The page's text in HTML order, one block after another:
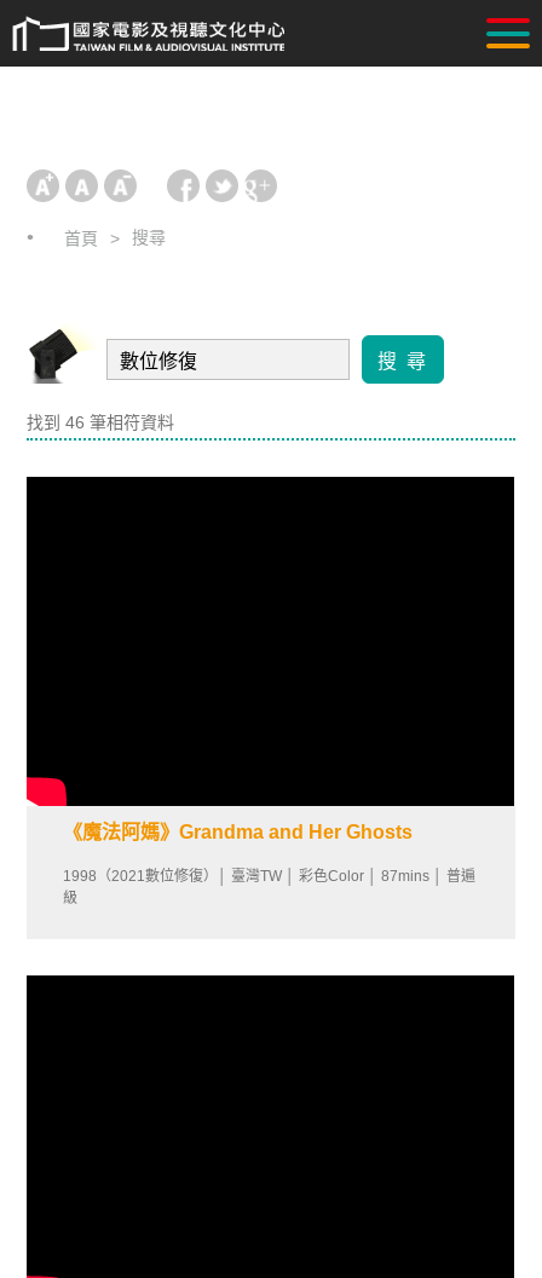
首頁 搜尋
搜 尋
找到 46 筆相符資料
《魔法阿媽》Grandma and Her Ghosts
1998（2021數位修復）│ 臺灣TW │ 彩色Color │ 87mins │ 普遍
級